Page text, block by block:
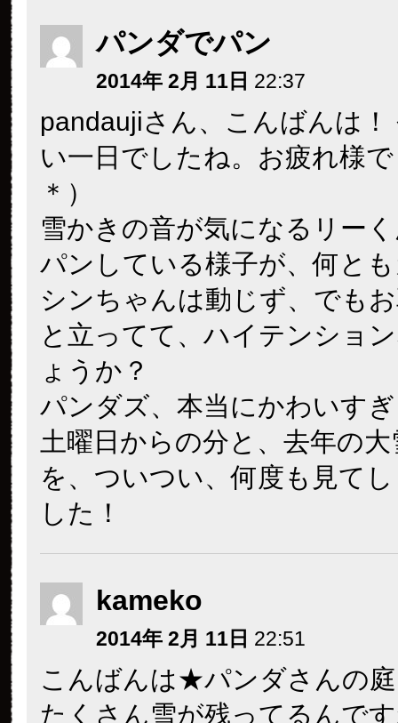
パンダでパン
2014年 2月 11日 22:37
pandaujiさん、こんばんは！
い一日でしたね。お疲れ様
＊）
雪かきの音が気になるリー
パンしている様子が、何と
シンちゃんは動じず、でも
と立ってて、ハイテンショ
ょうか？
パンダズ、本当にかわいす
土曜日からの分と、去年の
を、ついつい、何度も見て
した！
kameko
2014年 2月 11日 22:51
こんばんは★パンダさんの
たくさん雪が残ってるんで